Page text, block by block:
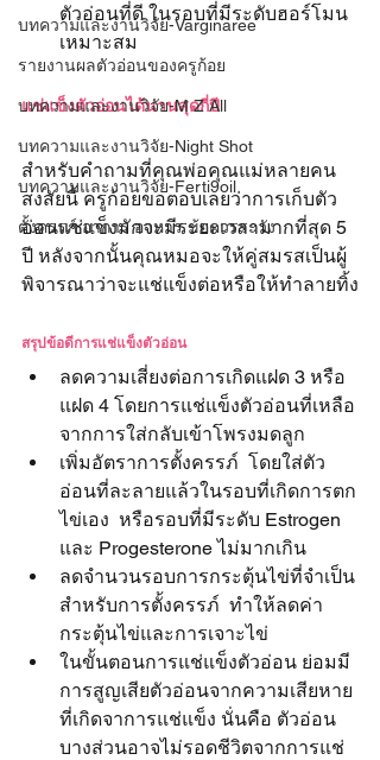
บทความและงานวิจัย-Varginaree
รายงานผลตัวอ่อนของครูก้อย
บทความและงานวิจัย-M Z All
บทความและงานวิจัย-Night Shot
บทความและงานวิจัย-Ferti9oil
ตั้งครรภ์ อาการ อาหาร ข้อควรระวัง
ตัวอ่อนที่ดี ในรอบที่มีระดับฮอร์โมน
เหมาะสม
แช่แข็งตัวอ่อนได้นานสุดกี่ปี
สำหรับคำถามที่คุณพ่อคุณแม่หลายคน
สงสัยนี้ ครูก้อยขอตอบเลยว่าการเก็บตัว
อ่อนแช่แข็งมักจะมีระยะเวลามากที่สุด 5
ปี หลังจากนั้นคุณหมอจะให้คู่สมรสเป็นผู้
พิจารณาว่าจะแช่แข็งต่อหรือให้ทำลายทิ้ง
สรุปข้อดีการแช่แข็งตัวอ่อน
ลดความเสี่ยงต่อการเกิดแฝด 3 หรือ
แฝด 4 โดยการแช่แข็งตัวอ่อนที่เหลือ
จากการใส่กลับเข้าโพรงมดลูก
เพิ่มอัตราการตั้งครรภ์  โดยใส่ตัว
อ่อนที่ละลายแล้วในรอบที่เกิดการตก
ไข่เอง  หรือรอบที่มีระดับ Estrogen
และ Progesterone ไม่มากเกิน
ลดจำนวนรอบการกระตุ้นไข่ที่จำเป็น
สำหรับการตั้งครรภ์  ทำให้ลดค่า
กระตุ้นไข่และการเจาะไข่
ในขั้นตอนการแช่แข็งตัวอ่อน ย่อมมี
การสูญเสียตัวอ่อนจากความเสียหาย
ที่เกิดจาการแช่แข็ง นั่นคือ ตัวอ่อน
บางส่วนอาจไม่รอดชีวิตจากการแช่